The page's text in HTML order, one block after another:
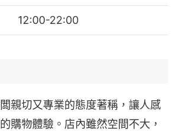
12:00-22:00
親切又專業的態度著稱，讓人感
購物體驗。店內雖然空間不大，